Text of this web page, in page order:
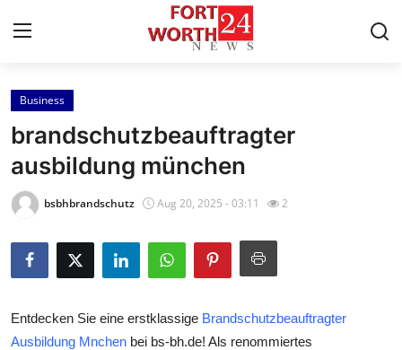
Home
Contact
Press Release
Privacy Policy
News Network
Business
brandschutzbeauftragter
ausbildung münchen
bsbhbrandschutz Aug 20, 2025 - 03:11 2
Entdecken Sie eine erstklassige Brandschutzbeauftragter
Ausbildung Mnchen bei bs-bh.de! Als renommiertes